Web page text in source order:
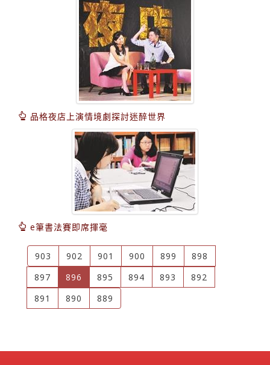
品格夜店上演情境劇探討迷醉世界
e筆書法賽即席揮毫
903 902 901 900 899
898
897
896 (current)
895 894 893
892
891
890 889